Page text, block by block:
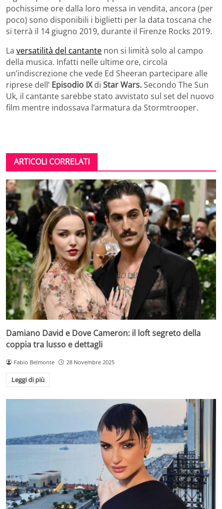
pochissime ore dalla loro messa in vendita, ancora (per
poco) sono disponibili i biglietti per la data toscana che
si terrà il 14 giugno 2019, durante il Firenze Rocks 2019.
La versatilità del cantante non si limità solo al campo
della musica. Infatti nelle ultime ore, circola
un’indiscrezione che vede Ed Sheeran partecipare alle
riprese dell’ Episodio IXdi Star Wars.Secondo The Sun
Uk, il cantante sarebbe stato avvistato sul set del nuovo
film mentre indossava l’armatura da Stormtrooper.
ARTICOLI CORRELATI
Damiano David e Dove Cameron: il loft segreto della
coppia tra lusso e dettagli
Fabio Belmonte 28 Novembre 2025
Leggi di più